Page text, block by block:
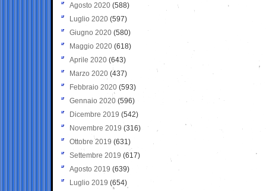
Agosto 2020 (588)
Luglio 2020 (597)
Giugno 2020 (580)
Maggio 2020 (618)
Aprile 2020 (643)
Marzo 2020 (437)
Febbraio 2020 (593)
Gennaio 2020 (596)
Dicembre 2019 (542)
Novembre 2019 (316)
Ottobre 2019 (631)
Settembre 2019 (617)
Agosto 2019 (639)
Luglio 2019 (654)